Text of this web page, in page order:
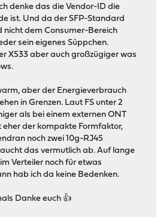
denke das die Vendor-ID die
ist. Und da der SFP-Standard
nicht dem Consumer-Bereich
sein eigenes Süppchen.
X533 aber auch großzügiger was
aber der Energieverbrauch
in Grenzen. Laut FS unter 2
als bei einem externen ONT
eher der kompakte Formfaktor,
noch zwei 10g-RJ45
das vermutlich ab. Auf lange
Verteiler noch für etwas
hab ich da keine Bedenken.
Danke euch 👍